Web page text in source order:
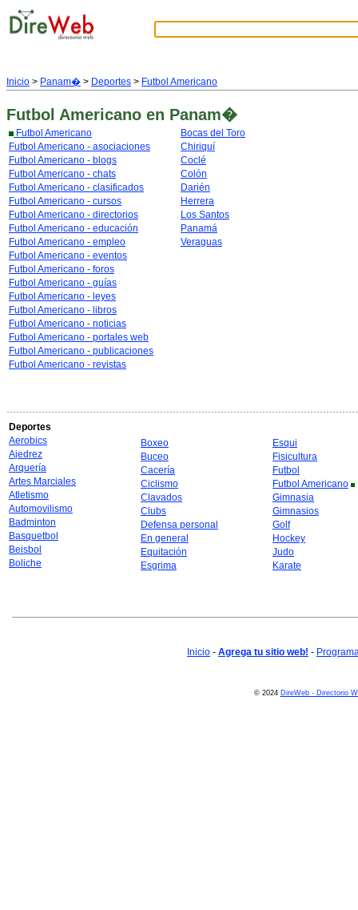
Inicio > Panam� > Deportes > Futbol Americano
Futbol Americano en Panam�
Futbol Americano
Futbol Americano - asociaciones
Futbol Americano - blogs
Futbol Americano - chats
Futbol Americano - clasificados
Futbol Americano - cursos
Futbol Americano - directorios
Futbol Americano - educación
Futbol Americano - empleo
Futbol Americano - eventos
Futbol Americano - foros
Futbol Americano - guías
Futbol Americano - leyes
Futbol Americano - libros
Futbol Americano - noticias
Futbol Americano - portales web
Futbol Americano - publicaciones
Futbol Americano - revistas
Bocas del Toro
Chiriquí
Coclé
Colón
Darién
Herrera
Los Santos
Panamá
Veraguas
Deportes
Aerobics
Ajedrez
Arquería
Artes Marciales
Atletismo
Automovilismo
Badminton
Basquetbol
Beisbol
Boliche
Boxeo
Buceo
Cacería
Ciclismo
Clavados
Clubs
Defensa personal
En general
Equitación
Esgrima
Esqui
Fisicultura
Futbol
Futbol Americano
Gimnasia
Gimnasios
Golf
Hockey
Judo
Karate
Inicio - Agrega tu sitio web! -
© 2024 DireWeb - Directorio